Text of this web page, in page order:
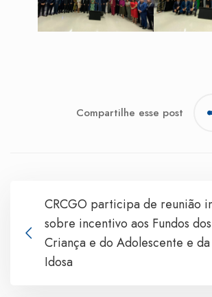
Compartilhe esse post
CRCGO participa de reunião
sobre incentivo aos Fundos
Criança e do Adolescente e da
Idosa